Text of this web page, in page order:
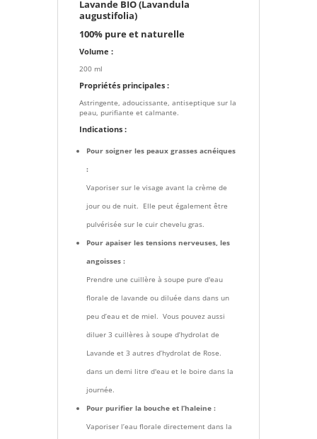
Lavande BIO (Lavandula
augustifolia)
100% pure et naturelle
Volume :
200 ml
Propriétés principales :
Astringente, adoucissante, antiseptique sur la
peau, purifiante et calmante.
Indications :
Pour soigner les peaux grasses acnéiques
:
Vaporiser sur le visage avant la crème de
jour ou de nuit. Elle peut également être
pulvérisée sur le cuir chevelu gras.
Pour apaiser les tensions nerveuses, les
angoisses :
Prendre une cuillère à soupe pure d'eau
florale de lavande ou diluée dans dans un
peu d’eau et de miel. Vous pouvez aussi
diluer 3 cuillères à soupe d’hydrolat de
Lavande et 3 autres d’hydrolat de Rose.
dans un demi litre d'eau et le boire dans la
journée.
Pour purifier la bouche et l’haleine :
Vaporiser l’eau florale directement dans la